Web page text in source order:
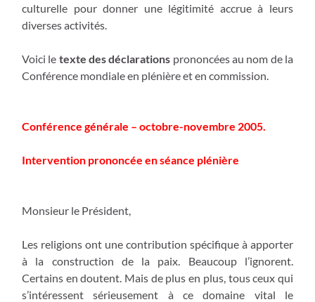
culturelle pour donner une légitimité accrue à leurs
diverses activités.
Voici le texte des déclarations prononcées au nom de la
Conférence mondiale en plénière et en commission.
Conférence générale – octobre-novembre 2005.
Intervention prononcée en séance plénière
Monsieur le Président,
Les religions ont une contribution spécifique à apporter
à la construction de la paix. Beaucoup l’ignorent.
Certains en doutent. Mais de plus en plus, tous ceux qui
s’intéressent sérieusement à ce domaine vital le